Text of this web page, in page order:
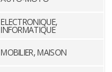
ELECTRONIQUE,
INFORMATIQUE
MOBILIER, MAISON